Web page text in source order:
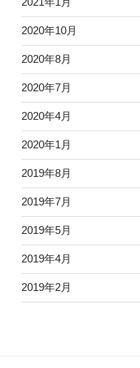
2020年10月
2020年8月
2020年7月
2020年4月
2020年1月
2019年8月
2019年7月
2019年5月
2019年4月
2019年2月